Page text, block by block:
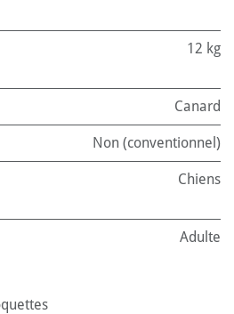
12 kg
Canard
Non (conventionnel)
Chiens
Adulte